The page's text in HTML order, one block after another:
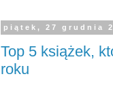
piątek, 27 grudnia
Top 5 książek,
roku